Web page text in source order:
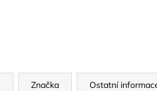
Značka Ostatní